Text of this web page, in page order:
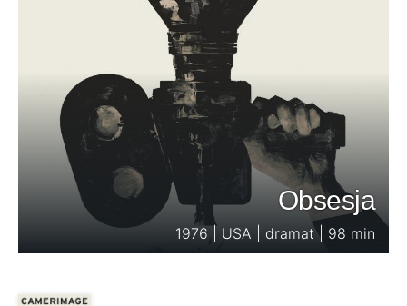
Obsesja
1976 | USA | dramat | 98 min